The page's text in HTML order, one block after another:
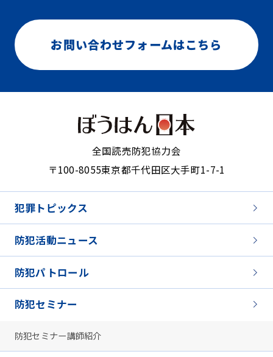
お問い合わせフォームはこちら
全国読売防犯協力会
〒100-8055東京都千代田区大手町1-7-1
犯罪トピックス
防犯活動ニュース
防犯パトロール
防犯セミナー
防犯セミナー講師紹介